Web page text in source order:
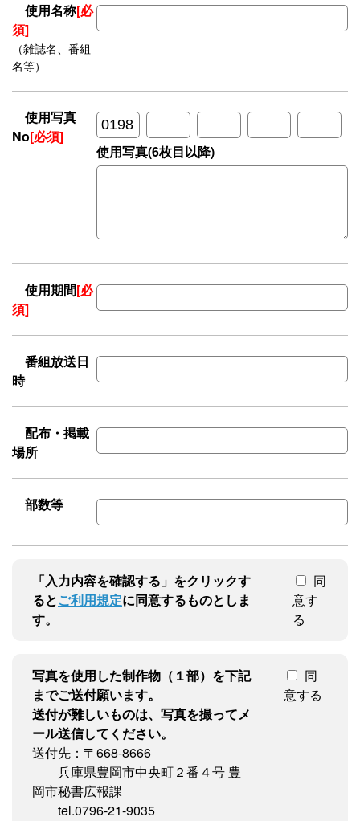
使用名称[必
須]
（雑誌名、番組
名等）
使用写真
No[必須]
使用写真(6枚目以降)
使用期間[必
須]
番組放送日
時
配布・掲載
場所
部数等
「入力内容を確認する」をクリックす
るとご利用規定に同意するものとしま
す。
同
意す
る
写真を使用した制作物（１部）を下記
までご送付願います。
送付が難しいものは、写真を撮ってメ
ール送信してください。
送付先：〒668-8666
兵庫県豊岡市中央町２番４号 豊
岡市秘書広報課
tel.0796-21-9035
同
意する